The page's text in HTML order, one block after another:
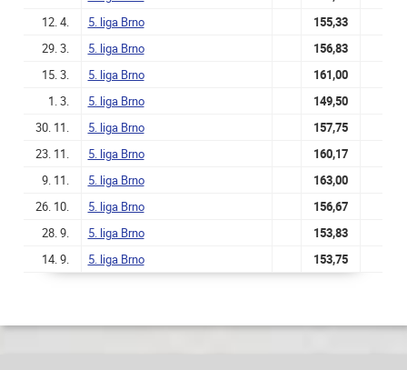
12. 4.
5. liga Brno
155,33
29. 3.
5. liga Brno
156,83
15. 3.
5. liga Brno
161,00
1. 3.
5. liga Brno
149,50
30. 11.
5. liga Brno
157,75
23. 11.
5. liga Brno
160,17
9. 11.
5. liga Brno
163,00
26. 10.
5. liga Brno
156,67
28. 9.
5. liga Brno
153,83
14. 9.
5. liga Brno 153,75